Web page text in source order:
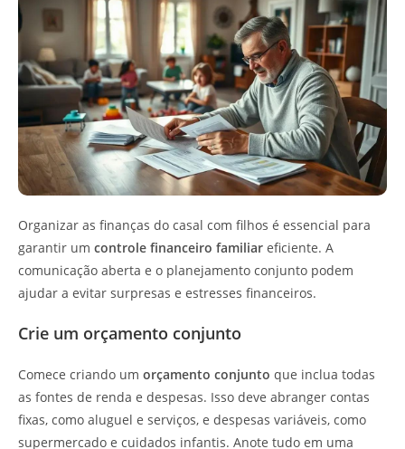
Organizar as finanças do casal com filhos é essencial para
garantir um controle financeiro familiar eficiente. A
comunicação aberta e o planejamento conjunto podem
ajudar a evitar surpresas e estresses financeiros.
Crie um orçamento conjunto
Comece criando um orçamento conjunto que inclua todas
as fontes de renda e despesas. Isso deve abranger contas
fixas, como aluguel e serviços, e despesas variáveis, como
supermercado e cuidados infantis. Anote tudo em uma